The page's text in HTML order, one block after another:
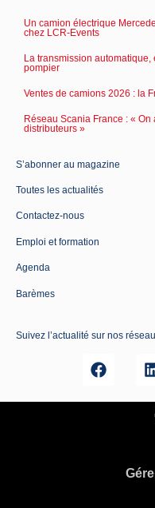
Un camion électrique
chez LCR-Events
La transmission
pompier
Ventes de camions 2026 : la
Réseau Scania France : «
distributeurs »
S’abonner au magazine
Toutes les actualités
Contactez-nous
Emploi et formation
Agenda
Barèmes
Suivez l’actualité sur nos